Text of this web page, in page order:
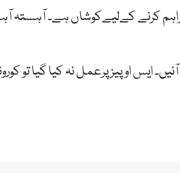
کرنے کےلیےکوشاں ہے۔ آہستہ
او پیز پرعمل نہ کیا گیا تو